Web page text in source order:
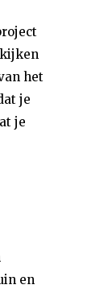
het
je
je
en